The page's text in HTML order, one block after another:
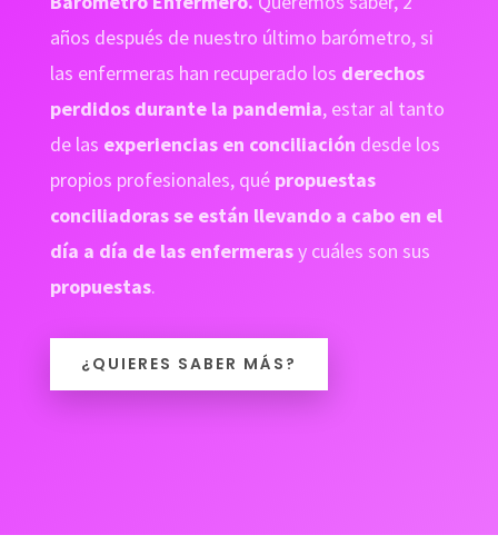
años después de nuestro último barómetro, si
las enfermeras han recuperado los derechos
perdidos durante la pandemia, estar al tanto
de las experiencias en conciliación desde los
propios profesionales, qué propuestas
conciliadoras se están llevando a cabo en el
día a día de las enfermerasy cuáles son sus
propuestas.
¿QUIERES SABER MÁS?